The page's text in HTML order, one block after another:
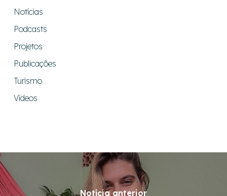
Notícias
Podcasts
Projetos
Publicações
Turismo
Vídeos
Notícia anterior